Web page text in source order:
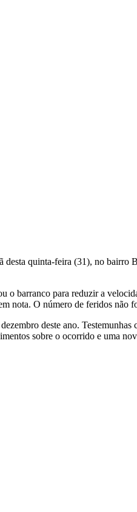
quinta-feira (31), no bairro
barranco para reduzir a
nota. O número de feridos não
deste ano. Testemunhas
sobre o ocorrido e uma